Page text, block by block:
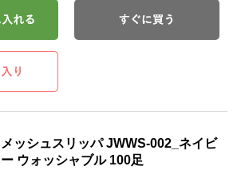
メッシュスリッパ JWWS-002_ネイビ
ー ウォッシャブル 100足